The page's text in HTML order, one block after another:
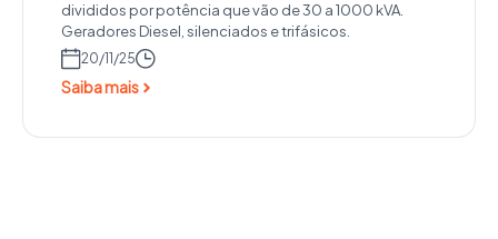
divididos por potência que vão de 30 a 1000 kVA.
Geradores Diesel, silenciados e trifásicos.
20/11/25
Saiba mais